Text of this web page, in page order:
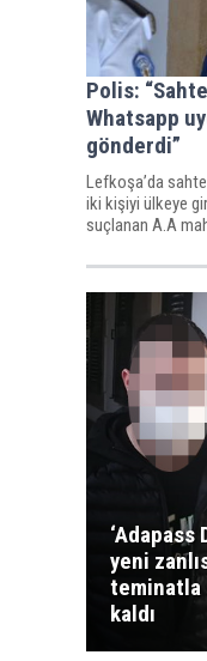
Polis:
Whatsapp
gönderdi”
Lefkoşa’da
iki kişiyi ülkeye
suçlanan A.A
‘Adapass
yeni
teminatla
kaldı